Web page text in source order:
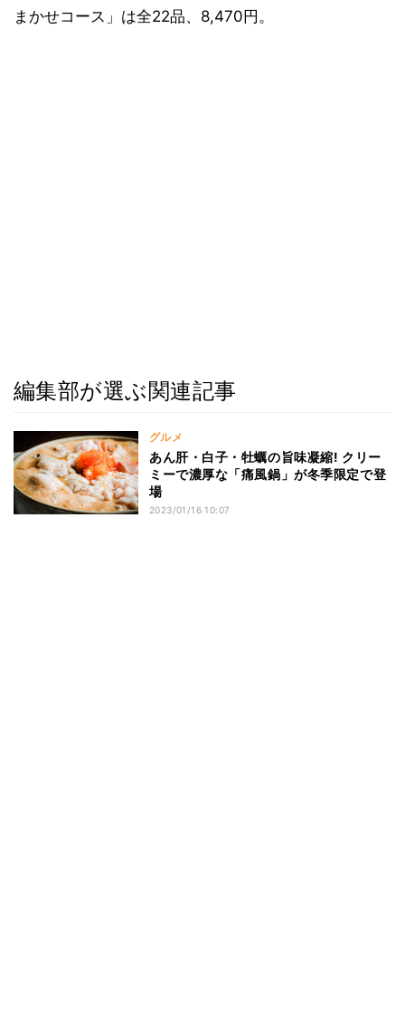
まかせコース」は全22品、8,470円。
編集部が選ぶ関連記事
グルメ
あん肝・白子・牡蠣の旨味凝縮! クリー
ミーで濃厚な「痛風鍋」が冬季限定で登
場
2023/01/16 10:07